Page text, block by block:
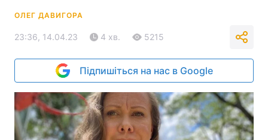
ОЛЕГ ДАВИГОРА
23:36, 14.04.23 4 хв. 5215
Підпишіться на нас в Google